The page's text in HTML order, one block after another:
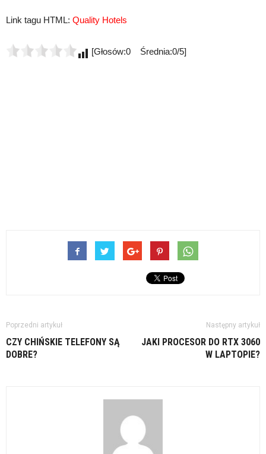
Link tagu HTML: Quality Hotels
[Głosów:0 Średnia:0/5]
Poprzedni artykuł
CZY CHIŃSKIE TELEFONY SĄ
DOBRE?
Następny artykuł
JAKI PROCESOR DO RTX 3060
W LAPTOPIE?